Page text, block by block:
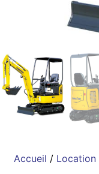
Accueil / Location